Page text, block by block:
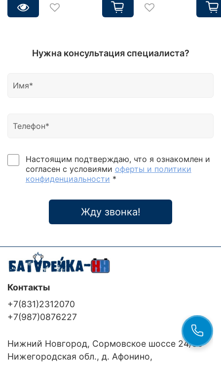
Нужна консультация специалиста?
Настоящим подтверждаю, что я ознакомлен и
согласен с условиями оферты и политики
конфиденциальности *
Жду звонка!
Контакты
+7(831)2312070
+7(987)0876227
Нижний Новгород, Сормовское шоссе 24/36
Нижегородская обл., д. Афонино,